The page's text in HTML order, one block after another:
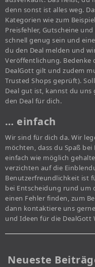
denn sonst ist alles weg.
Kategorien wie zum
Preisfehler, Gutscheine
schnell genug sein und
du den Deal melden und
Veröffentlichung. Bedenke
DealGott gilt und zudem
Trusted Shops geprüft).
Deal gut ist, kannst du
den Deal für dich.
… einfach
Wir sind für dich da. Wir
möchten, dass du Spaß
einfach wie möglich
verzichten auf die
Benutzerfreundlichkeit ist
bei Entscheidung rund um
einen Fehler finden, zum
dann kontaktiere uns
und Ideen für die DealGott
Neueste